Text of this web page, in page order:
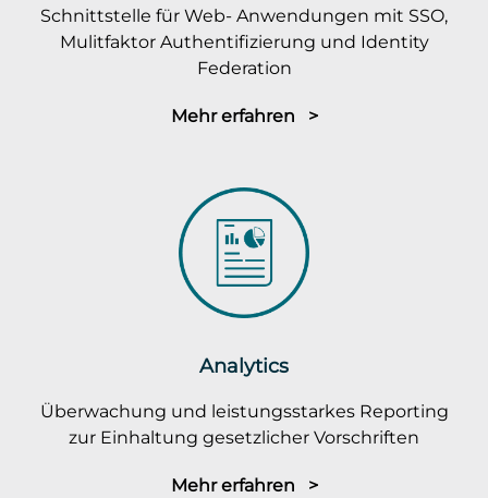
Schnittstelle für Web- Anwendungen mit SSO,
Mulitfaktor Authentifizierung und Identity
Federation
Mehr erfahren >
Analytics
Überwachung und leistungsstarkes Reporting
zur Einhaltung gesetzlicher Vorschriften
Mehr erfahren >